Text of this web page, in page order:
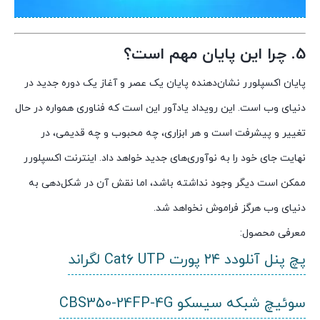
5. چرا این پایان مهم است؟
پایان اکسپلورر نشان‌دهنده پایان یک عصر و آغاز یک دوره جدید در
دنیای وب است. این رویداد یادآور این است که فناوری همواره در حال
تغییر و پیشرفت است و هر ابزاری، چه محبوب و چه قدیمی، در
نهایت جای خود را به نوآوری‌های جدید خواهد داد. اینترنت اکسپلورر
ممکن است دیگر وجود نداشته باشد، اما نقش آن در شکل‌دهی به
دنیای وب هرگز فراموش نخواهد شد.
معرفی محصول:
پچ پنل آنلودد ۲۴ پورت Cat6 UTP لگراند
سوئیچ شبکه سیسکو CBS350-24FP-4G